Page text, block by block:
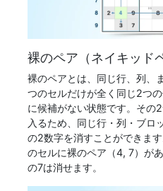
裸のペア（ネイキッド
裸のペアとは、同じ行、列、
つのセルだけが全く同じ2つ
に候補がない状態です。その
入るため、同じ行・列・ブロ
の2数字を消すことができま
のセルに裸のペア（4, 7）が
の7は消せます。